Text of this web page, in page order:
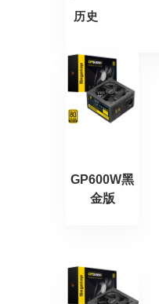
历史
GP600W黑
金版